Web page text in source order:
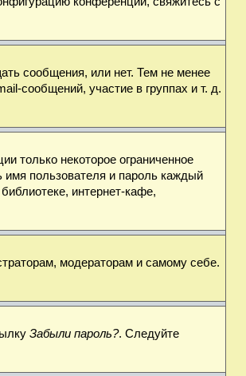
сообщения, или нет. Тем не менее
сообщений, участие в группах и т. д.
только некоторое ограниченное
имя пользователя и пароль каждый
интернет-кафе,
модераторам и самому себе.
Забыли пароль?. Следуйте